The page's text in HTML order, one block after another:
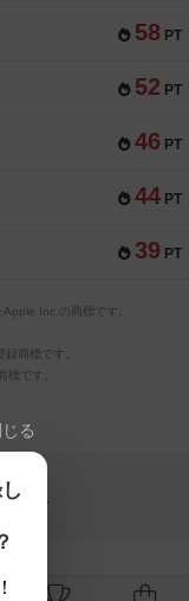
58 PT
52 PT
46 PT
44 PT
39 PT
Inc.の商標です。
商標です。
です。
じる
サイト